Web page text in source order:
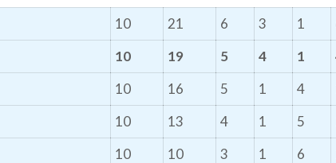
10 21 6 3 1
10 19 5 4 1
10 16 5 1 4
10 13 4 1 5
10 10 3 1 6